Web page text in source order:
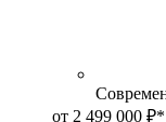
от 2 499 000 ₽*